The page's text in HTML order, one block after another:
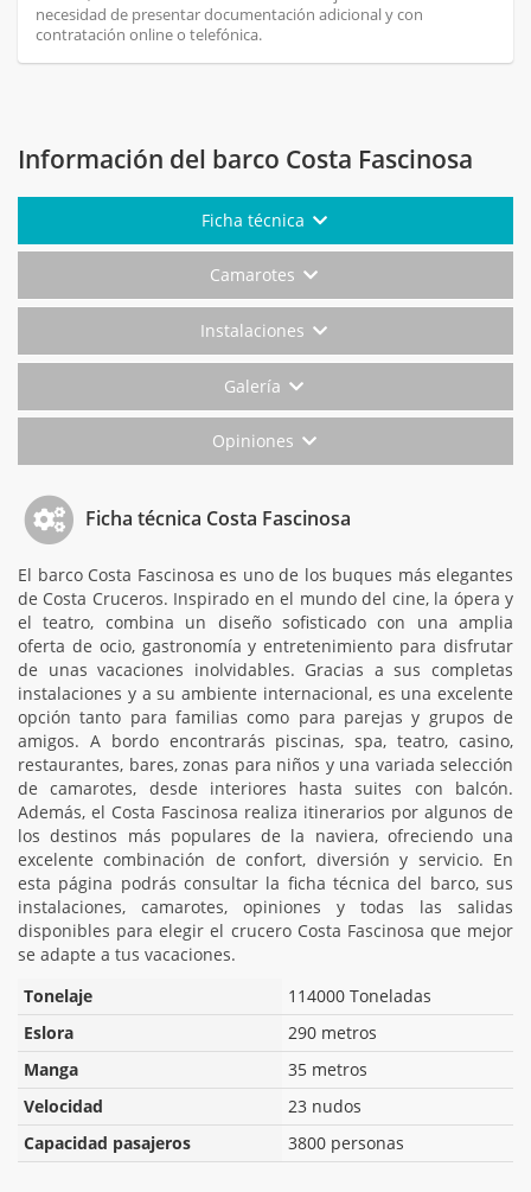
necesidad de presentar documentación adicional y con
contratación online o telefónica.
Información del barco Costa Fascinosa
Ficha técnica
Camarotes
Instalaciones
Galería
Opiniones
Ficha técnica Costa Fascinosa
El barco Costa Fascinosa es uno de los buques más elegantes
de Costa Cruceros. Inspirado en el mundo del cine, la ópera y
el teatro, combina un diseño sofisticado con una amplia
oferta de ocio, gastronomía y entretenimiento para disfrutar
de unas vacaciones inolvidables. Gracias a sus completas
instalaciones y a su ambiente internacional, es una excelente
opción tanto para familias como para parejas y grupos de
amigos. A bordo encontrarás piscinas, spa, teatro, casino,
restaurantes, bares, zonas para niños y una variada selección
de camarotes, desde interiores hasta suites con balcón.
Además, el Costa Fascinosa realiza itinerarios por algunos de
los destinos más populares de la naviera, ofreciendo una
excelente combinación de confort, diversión y servicio. En
esta página podrás consultar la ficha técnica del barco, sus
instalaciones, camarotes, opiniones y todas las salidas
disponibles para elegir el crucero Costa Fascinosa que mejor
se adapte a tus vacaciones.
Tonelaje
114000 Toneladas
Eslora
290 metros
Manga
35 metros
Velocidad
23 nudos
Capacidad pasajeros
3800 personas